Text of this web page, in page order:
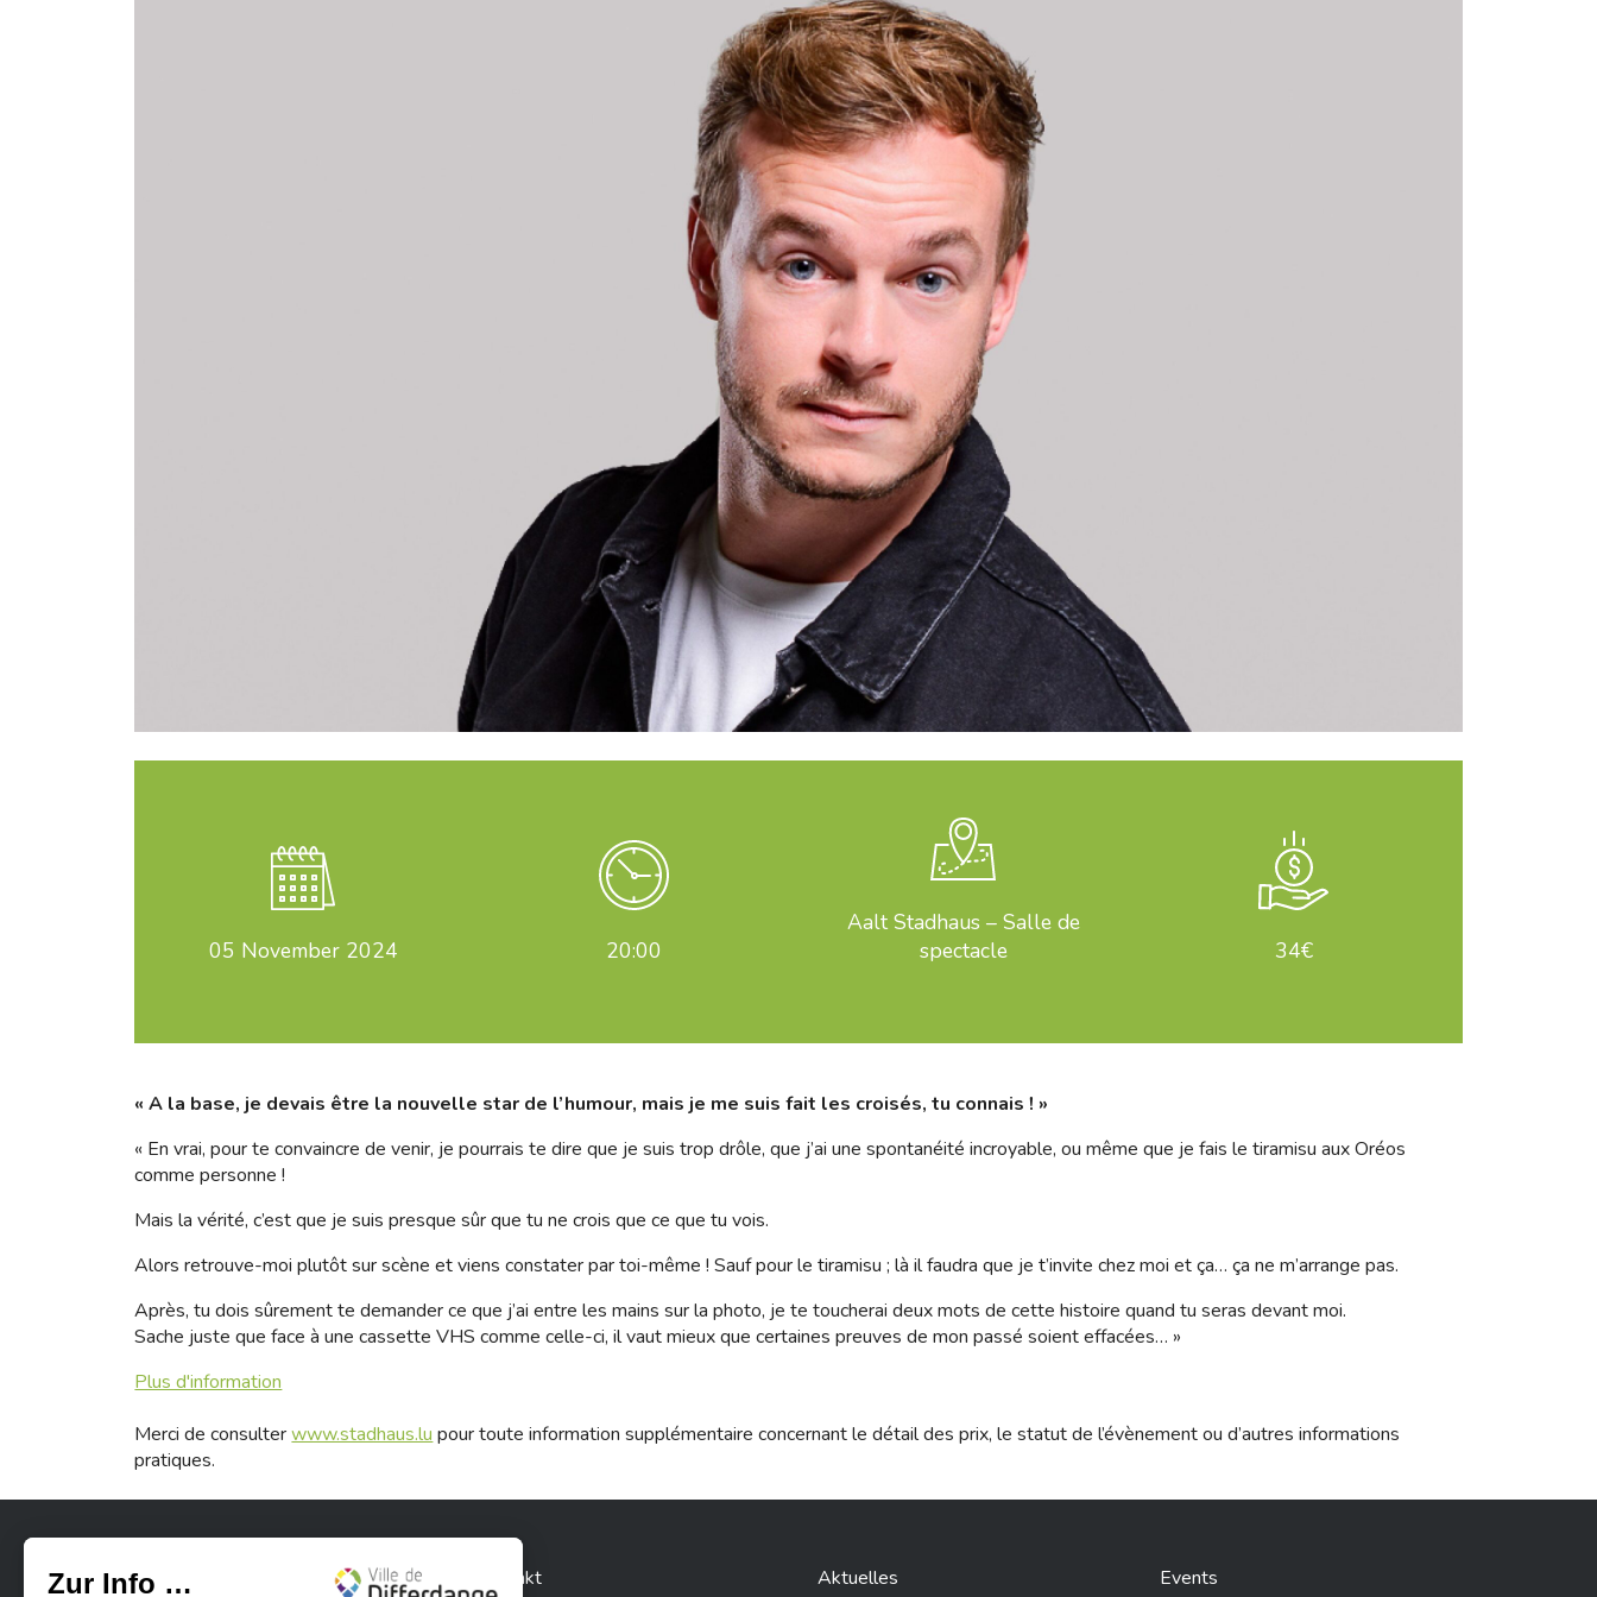
05 November 2024 20:00
Aalt Stadhaus – Salle de
spectacle
34€
« A la base, je devais être la nouvelle star de l’humour, mais je me suis fait les croisés, tu connais ! »
« En vrai, pour te convaincre de venir, je pourrais te dire que je suis trop drôle, que j’ai une spontanéité incroyable, ou même que je fais le tiramisu aux Oréos
comme personne !
Mais la vérité, c’est que je suis presque sûr que tu ne crois que ce que tu vois.
Alors retrouve-moi plutôt sur scène et viens constater par toi-même ! Sauf pour le tiramisu ; là il faudra que je t’invite chez moi et ça… ça ne m’arrange pas.
Après, tu dois sûrement te demander ce que j’ai entre les mains sur la photo, je te toucherai deux mots de cette histoire quand tu seras devant moi.
Sache juste que face à une cassette VHS comme celle-ci, il vaut mieux que certaines preuves de mon passé soient effacées… »
Plus d'information
Merci de consulterwww.stadhaus.lu pour toute information supplémentaire concernant le détail des prix, le statut de l’évènement ou d’autres informations
pratiques.
Kontakt
Aktuelles Events